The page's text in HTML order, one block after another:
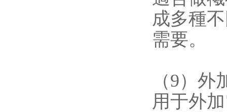
成多種不
需要。
（9）
用于外